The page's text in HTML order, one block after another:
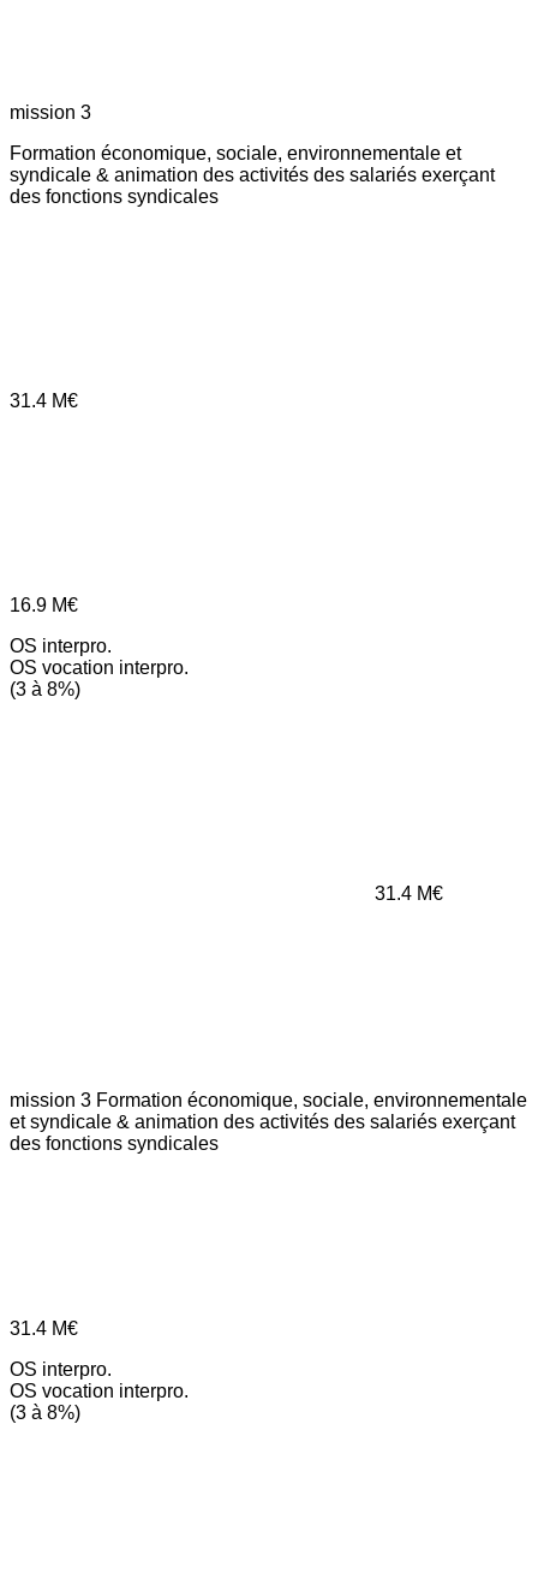
mission 3
Formation économique, sociale, environnementale et
syndicale & animation des activités des salariés exerçant
des fonctions syndicales
31.4 M€
16.9 M€
OS interpro.
OS vocation interpro.
(3 à 8%)
31.4 M€
mission 3 Formation économique, sociale, environnementale
et syndicale & animation des activités des salariés exerçant
des fonctions syndicales
31.4 M€
OS interpro.
OS vocation interpro.
(3 à 8%)